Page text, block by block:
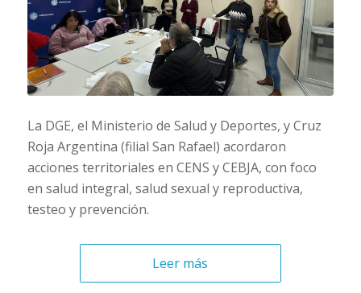
La DGE, el Ministerio de Salud y Deportes, y Cruz
Roja Argentina (filial San Rafael) acordaron
acciones territoriales en CENS y CEBJA, con foco
en salud integral, salud sexual y reproductiva,
testeo y prevención.
Leer más